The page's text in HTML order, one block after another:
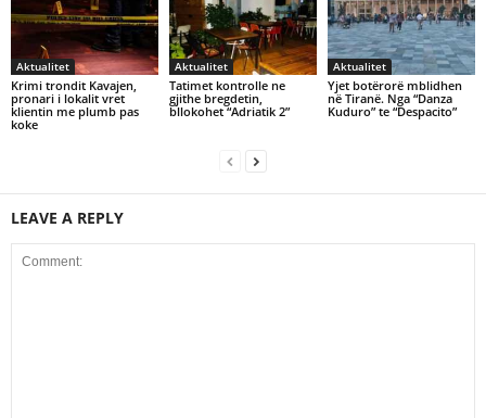
Aktualitet
Krimi trondit Kavajen,
pronari i lokalit vret
klientin me plumb pas
koke
Aktualitet
Tatimet kontrolle ne
gjithe bregdetin,
bllokohet “Adriatik 2”
Aktualitet
Yjet botërorë mblidhen
në Tiranë. Nga “Danza
Kuduro” te “Despacito”
LEAVE A REPLY